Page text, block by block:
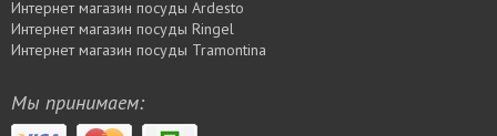
Интернет магазин посуды Ardesto
Интернет магазин посуды Rіngel
Интернет магазин посуды Tramontina
Мы принимаем: